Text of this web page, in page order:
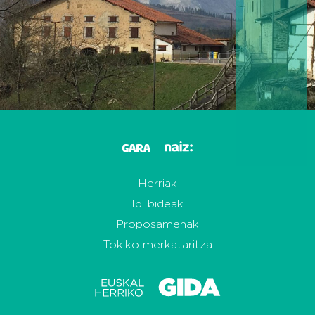
Herriak
Ibilbideak
Proposamenak
Tokiko merkataritza